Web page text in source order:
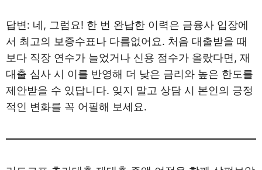
답변: 네, 그럼요! 한 번 완납한 이력은 금융사 입장에
서 최고의 보증수표나 다름없어요. 처음 대출받을 때
보다 직장 연수가 늘었거나 신용 점수가 올랐다면, 재
대출 심사 시 이를 반영해 더 낮은 금리와 높은 한도를
제안받을 수 있답니다. 잊지 말고 상담 시 본인의 긍정
적인 변화를 꼭 어필해 보세요.